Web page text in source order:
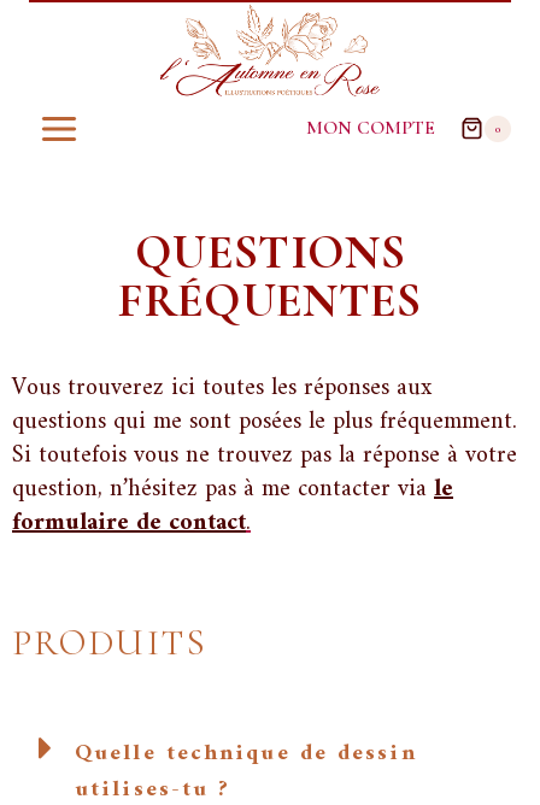
MON COMPTE 0
QUESTIONS
FRÉQUENTES
Vous trouverez ici toutes les réponses aux
questions qui me sont posées le plus fréquemment.
Si toutefois vous ne trouvez pas la réponse à votre
question, n’hésitez pas à me contacter viale
formulaire de contact.
PRODUITS
Quelle technique de dessin
utilises-tu ?